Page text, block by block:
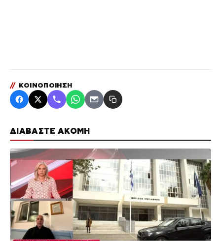
ΔΙΑΒΑΣΤΕ ΑΚΟΜΗ
// ΚΟΙΝΟΠΟΙΗΣΗ